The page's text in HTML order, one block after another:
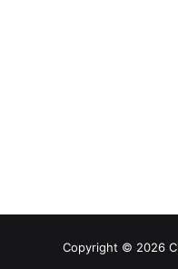
Copyright © 2026